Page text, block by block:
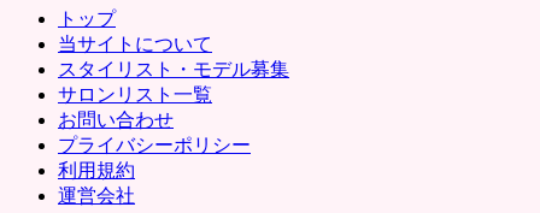
トップ
当サイトについて
スタイリスト・モデル募集
サロンリスト一覧
お問い合わせ
プライバシーポリシー
利用規約
運営会社